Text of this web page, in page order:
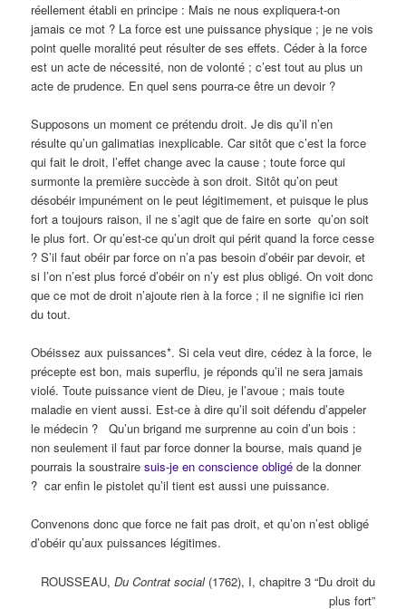
réellement établi en principe : Mais ne nous expliquera-t-on
jamais ce mot ? La force est une puissance physique ; je ne vois
point quelle moralité peut résulter de ses effets. Céder à la force
est un acte de nécessité, non de volonté ; c’est tout au plus un
acte de prudence. En quel sens pourra-ce être un devoir ?
Supposons un moment ce prétendu droit. Je dis qu’il n’en
résulte qu’un galimatias inexplicable. Car sitôt que c’est la force
qui fait le droit, l’effet change avec la cause ; toute force qui
surmonte la première succède à son droit. Sitôt qu’on peut
désobéir impunément on le peut légitimement, et puisque le plus
fort a toujours raison, il ne s’agit que de faire en sorte qu’on soit
le plus fort. Or qu’est-ce qu’un droit qui périt quand la force cesse
? S’il faut obéir par force on n’a pas besoin d’obéir par devoir, et
si l’on n’est plus forcé d’obéir on n’y est plus obligé. On voit donc
que ce mot de droit n’ajoute rien à la force ; il ne signifie ici rien
du tout.
Obéissez aux puissances*. Si cela veut dire, cédez à la force, le
précepte est bon, mais superflu, je réponds qu’il ne sera jamais
violé. Toute puissance vient de Dieu, je l’avoue ; mais toute
maladie en vient aussi. Est-ce à dire qu’il soit défendu d’appeler
le médecin ?
Qu’un brigand me surprenne au coin d’un bois :
non seulement il faut par force donner la bourse, mais quand je
pourrais la soustrairesuis-je en conscience obligé de la donner
? car enfin le pistolet qu’il tient est aussi une puissance.
Convenons donc que force ne fait pas droit, et qu’on n’est obligé
d’obéir qu’aux puissances légitimes.
ROUSSEAU, Du Contrat social(1762), I, chapitre 3 “Du droit du
plus fort”